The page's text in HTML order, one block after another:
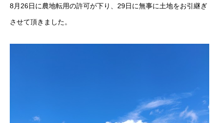
8月26日に農地転用の許可が下り、29日に無事に土地をお引継ぎ
させて頂きました。